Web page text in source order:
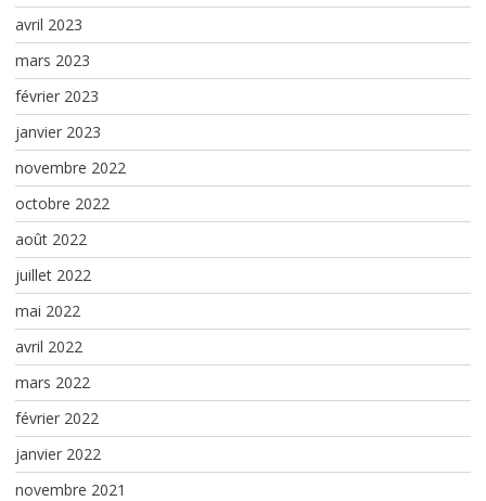
avril 2023
mars 2023
février 2023
janvier 2023
novembre 2022
octobre 2022
août 2022
juillet 2022
mai 2022
avril 2022
mars 2022
février 2022
janvier 2022
novembre 2021